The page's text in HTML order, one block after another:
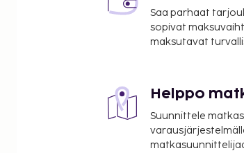
Hannu Hautala Luontokuvakeskus -
Pyhävaaran luonnonsuojelualue - 17,7
Palveluihin kuuluu ilmainen
merkityt tupakointialueet ja vaellus-
Saa parhaat
sopivat
maksutavat
Helppo
Suunnittele